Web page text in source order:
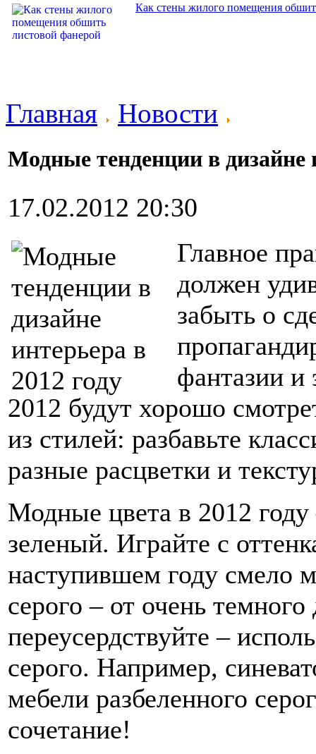
Как стены жилого помещения
Главная Новости
Модные тенденции в дизайне
17.02.2012 20:30
Главное
должен
забыть о
фантазии
2012 будут хорошо
из стилей: разбавьте
разные расцветки и
Модные цвета в 2012
зеленый. Играйте с
наступившем году смело
серого – от очень
переусердствуйте –
серого. Например,
мебели разбеленного
сочетание!